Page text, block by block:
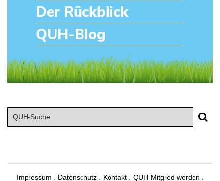
Der Rückblick
QUH-Blog
Impressum Datenschutz Kontakt
QUH-Mitglied werden